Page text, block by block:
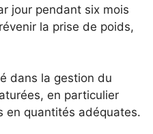
jour pendant six mois
la prise de poids,
dans la gestion du
en particulier
en quantités adéquates.